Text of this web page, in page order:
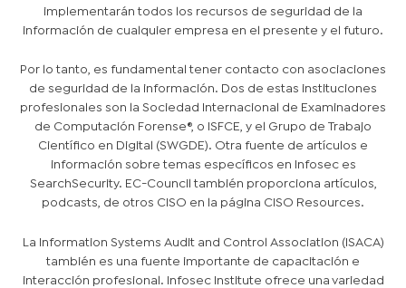
implementarán todos los recursos de seguridad de la
información de cualquier empresa en el presente y el futuro.
Por lo tanto, es fundamental tener contacto con asociaciones
de seguridad de la información. Dos de estas instituciones
profesionales son la Sociedad Internacional de Examinadores
de Computación Forense®, o ISFCE, y el Grupo de Trabajo
Científico en Digital (SWGDE). Otra fuente de artículos e
información sobre temas específicos en Infosec es
SearchSecurity. EC-Council también proporciona artículos,
podcasts, de otros CISO en la página CISO Resources.
La Information Systems Audit and Control Association (ISACA)
también es una fuente importante de capacitación e
interacción profesional. Infosec Institute ofrece una variedad